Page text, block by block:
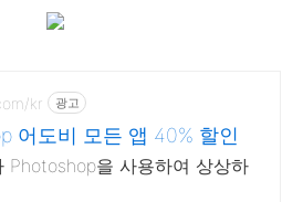
kr 광고
어도비 모든 앱 40% 할인
Photoshop을 사용하여 상상하